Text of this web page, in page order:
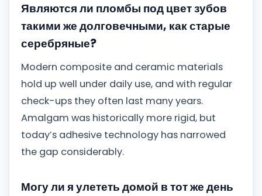
Являются ли пломбы под цвет зубов
такими же долговечными, как старые
серебряные?
Modern composite and ceramic materials
hold up well under daily use, and with regular
check-ups they often last many years.
Amalgam was historically more rigid, but
today’s adhesive technology has narrowed
the gap considerably.
Могу ли я улететь домой в тот же день